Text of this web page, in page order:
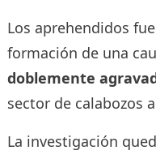
Los aprehendidos
formación de una
doblemente
sector de calabozos
La investigación